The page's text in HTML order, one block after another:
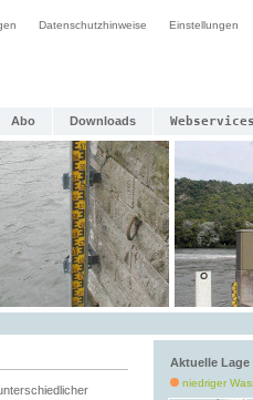
Datenschutzhinweise Einstellungen
Abo Downloads Webservices
Aktuelle Lage
niedriger